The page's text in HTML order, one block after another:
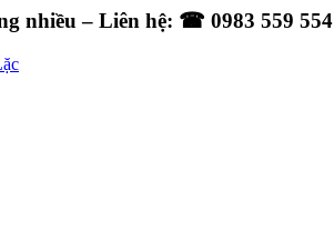
nhiều – Liên hệ: ☎ 0983 559 554